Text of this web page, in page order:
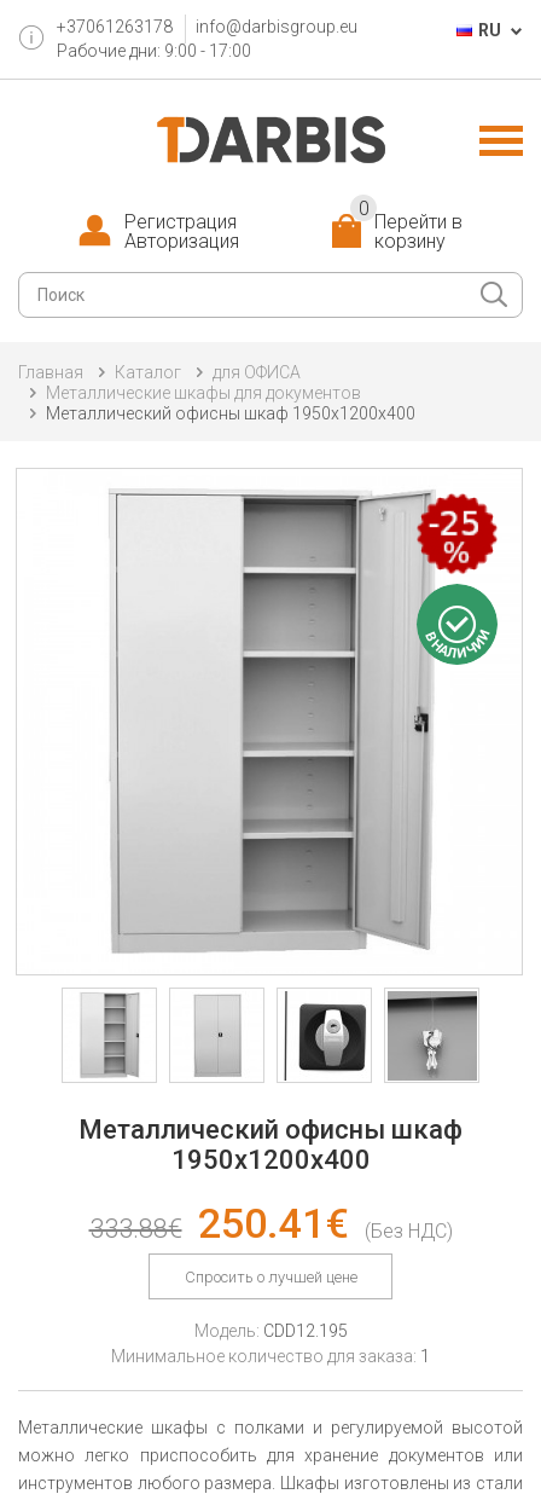
+37061263178
info@darbisgroup.eu
Рабочие дни: 9:00 - 17:00
RU
Перейти в
корзину
0
Регистрация
Авторизация
Главная Каталог
для ОФИСА
Металлические шкафы для документов
Металлический oфисны шкаф 1950x1200x400
Металлический oфисны шкаф
1950x1200x400
333.88€ 250.41€ (Без НДС)
Спросить о лучшей цене
Модель: CDD12.195
Минимальное количество для заказа: 1
Металлические шкафы с полками и регулируемой высотой
можно легко приспособить для хранение документов или
инструментов любого размера. Шкафы изготовлены из стали